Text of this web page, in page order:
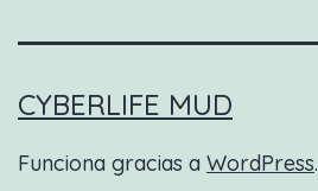
CYBERLIFE MUD
Funciona gracias a WordPress.